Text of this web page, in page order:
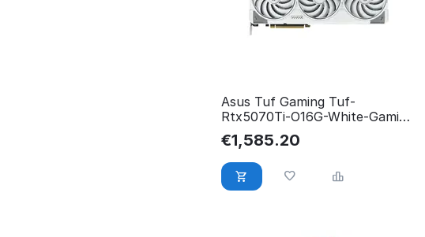
Asus Tuf Gaming Tuf-
Rtx5070Ti-O16G-White-Gamin
90YV0MD3-M0NA00
€1,585.20